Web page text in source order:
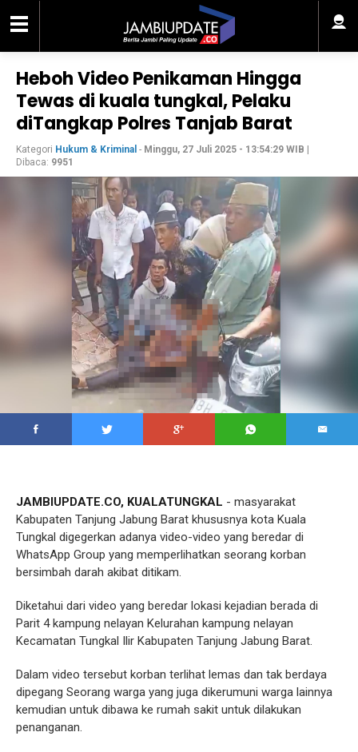
Heboh Video Penikaman Hingga
Tewas di kuala tungkal, Pelaku
diTangkap Polres Tanjab Barat
Kategori Hukum & Kriminal - Minggu, 27 Juli 2025 - 13:54:29 WIB
Dibaca: 9951
JAMBIUPDATE.CO, KUALATUNGKAL - masyarakat
Kabupaten Tanjung Jabung Barat khususnya kota Kuala
Tungkal digegerkan adanya video-video yang beredar di
WhatsApp Group yang memperlihatkan seorang korban
bersimbah darah akibat ditikam.
Diketahui dari video yang beredar lokasi kejadian berada di
Parit 4 kampung nelayan Kelurahan kampung nelayan
Kecamatan Tungkal Ilir Kabupaten Tanjung Jabung Barat.
Dalam video tersebut korban terlihat lemas dan tak berdaya
dipegang Seorang warga yang juga dikerumuni warga lainnya
kemudian untuk dibawa ke rumah sakit untuk dilakukan
penanganan.